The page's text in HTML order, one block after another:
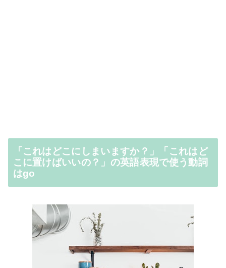
「これはどこにしまいますか？」「これはど
こに置けばいいの？」の英語表現で使う動詞
はgo